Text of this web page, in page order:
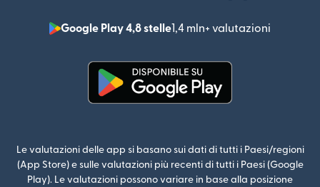
Google Play 4,8 stelle1,4 mln+ valutazioni
Le valutazioni delle app si basano sui dati di tutti i Paesi/regioni
(App Store) e sulle valutazioni più recenti di tutti i Paesi (Google
Play). Le valutazioni possono variare in base alla posizione